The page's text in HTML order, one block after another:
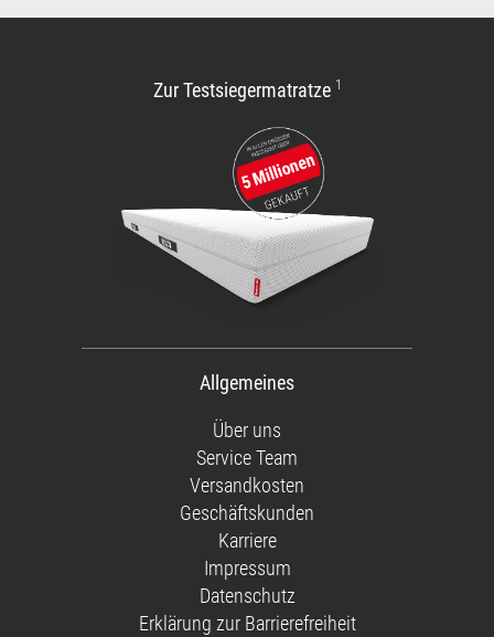
Zur Testsiegermatratze 1
Allgemeines
Über uns
Service Team
Versandkosten
Geschäftskunden
Karriere
Impressum
Datenschutz
Erklärung zur Barrierefreiheit